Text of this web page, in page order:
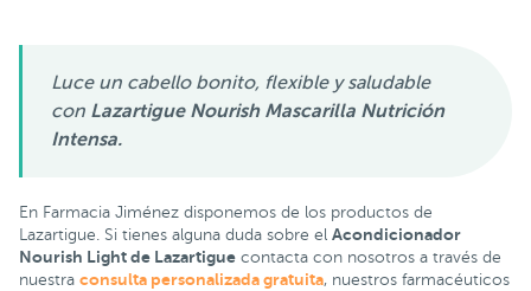
Luce un cabello bonito, flexible y saludable
con Lazartigue Nourish Mascarilla Nutrición
Intensa.
En Farmacia Jiménez disponemos de los productos de
Lazartigue. Si tienes alguna duda sobre el Acondicionador
Nourish Light de Lazartigue contacta con nosotros a través de
nuestra consulta personalizada gratuita, nuestros farmacéuticos